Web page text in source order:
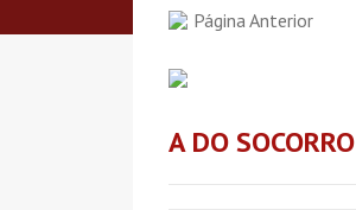
Página Anterior
A DO SOCORRO